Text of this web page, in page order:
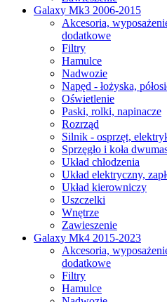
Galaxy Mk3 2006-2015
Akcesoria,
dodatkowe
Filtry
Hamulce
Nadwozie
Napęd - łożyska,
Oświetlenie
Paski, rolki, napinacze
Rozrząd
Silnik - osprzęt,
Sprzęgło i koła
Układ chłodzenia
Układ elektryczny,
Układ kierowniczy
Uszczelki
Wnętrze
Zawieszenie
Galaxy Mk4 2015-2023
Akcesoria,
dodatkowe
Filtry
Hamulce